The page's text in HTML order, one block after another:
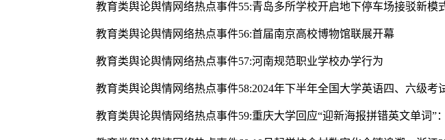
教育类舆论舆情网络热点事件55:青岛多所学校开启地下停车场接驳新模
教育类舆论舆情网络热点事件56:首届南京高校博物馆联展开幕
教育类舆论舆情网络热点事件57:河南规范职业学校办学行为
教育类舆论舆情网络热点事件58:2024年下半年全国大学英语四、六级考
教育类舆论舆情网络热点事件59:重庆大学回应“迎新海报拼错英文单词”